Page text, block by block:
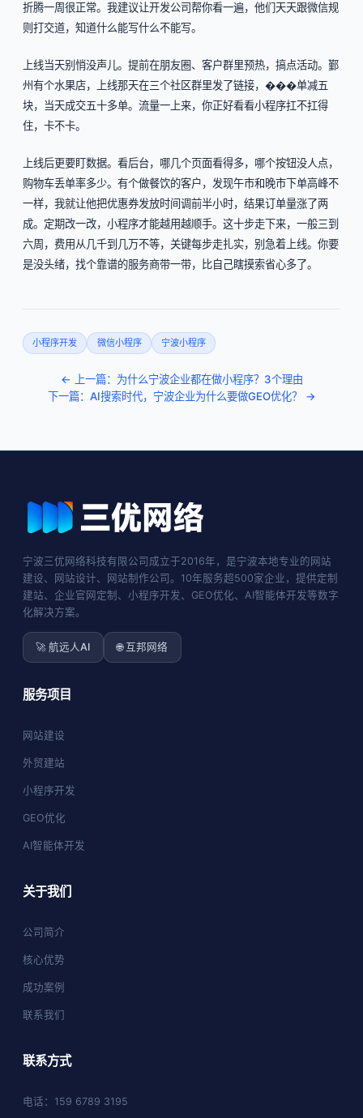
折腾一周很正常。我建议让开发公司帮你看一遍，他们天天跟微信规
则打交道，知道什么能写什么不能写。
上线当天别悄没声儿。提前在朋友圈、客户群里预热，搞点活动。鄞
州有个水果店，上线那天在三个社区群里发了链接，���单减五
块，当天成交五十多单。流量一上来，你正好看看小程序扛不扛得
住，卡不卡。
上线后更要盯数据。看后台，哪几个页面看得多，哪个按钮没人点，
购物车丢单率多少。有个做餐饮的客户，发现午市和晚市下单高峰不
一样，我就让他把优惠券发放时间调前半小时，结果订单量涨了两
成。定期改一改，小程序才能越用越顺手。这十步走下来，一般三到
六周，费用从几千到几万不等，关键每步走扎实，别急着上线。你要
是没头绪，找个靠谱的服务商带一带，比自己瞎摸索省心多了。
小程序开发 微信小程序 宁波小程序
← 上一篇：为什么宁波企业都在做小程序？3个理由
下一篇：AI搜索时代，宁波企业为什么要做GEO优化？ →
宁波三优网络科技有限公司成立于2016年，是宁波本地专业的网站
建设、网站设计、网站制作公司。10年服务超500家企业，提供定制
建站、企业官网定制、小程序开发、GEO优化、AI智能体开发等数字
化解决方案。
🚀 航远人AI 🌐 互邦网络
服务项目
网站建设
外贸建站
小程序开发
GEO优化
AI智能体开发
关于我们
公司简介
核心优势
成功案例
联系我们
联系方式
电话：159 6789 3195